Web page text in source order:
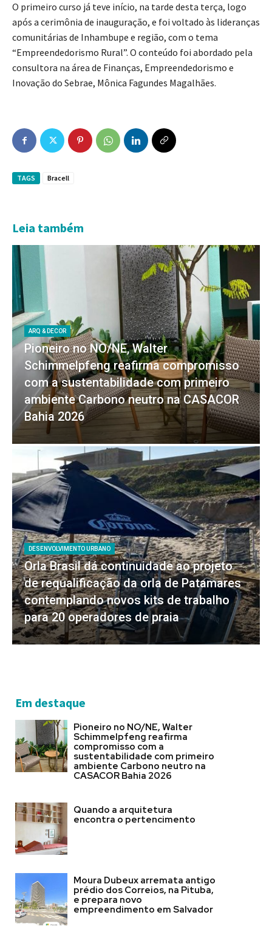
O primeiro curso já teve início, na tarde desta terça, logo
após a cerimônia de inauguração, e foi voltado às lideranças
comunitárias de Inhambupe e região, com o tema
“Empreendedorismo Rural”. O conteúdo foi abordado pela
consultora na área de Finanças, Empreendedorismo e
Inovação do Sebrae, Mônica Fagundes Magalhães.
TAGS Bracell
Leia também
ARQ & DECOR
Pioneiro no NO/NE, Walter
Schimmelpfeng reafirma compromisso
com a sustentabilidade com primeiro
ambiente Carbono neutro na CASACOR
Bahia 2026
DESENVOLVIMENTO URBANO
Orla Brasil dá continuidade ao projeto
de requalificação da orla de Patamares
contemplando novos kits de trabalho
para 20 operadores de praia
Em destaque
Pioneiro no NO/NE, Walter
Schimmelpfeng reafirma
compromisso com a
sustentabilidade com primeiro
ambiente Carbono neutro na
CASACOR Bahia 2026
Quando a arquitetura
encontra o pertencimento
Moura Dubeux arremata antigo
prédio dos Correios, na Pituba,
e prepara novo
empreendimento em Salvador